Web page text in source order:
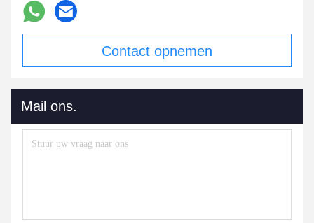
Contact opnemen
Mail ons.